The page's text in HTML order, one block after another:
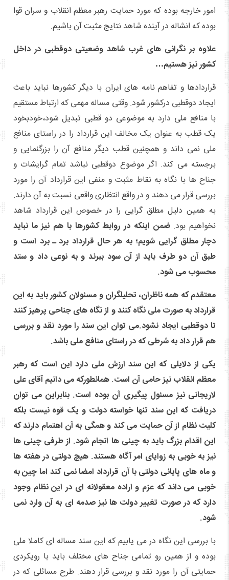
امور خارجه بوده که مورد حمایت رهبر معظم انقلاب و سران قوا
بوده که انشاله در آینده شاهد نتایج مثبت آن باشیم.
علاوه بر نگرانی های غرب شاهد وضعیتی دوقطبی در داخل
کشور نیز هستیم…
قراردادها و تفاهم نامه های ایران با دیگر کشورها نباید باعث
ایجاد دوقطبی درکشور شود. وقتی مساله مهمی که ارتباط مستقیم
با منافع ملی دارد به موضوعی دو قطبی تبدیل شود،خودبخود
یک قطب به عنوان یک مخالف این قرارداد را در راستای منافع
ملی نمی داند و همچنین قطب دیگر منافع آن را بزرگنمایی و
برجسته می کند. اگر موضوع دوقطبی نباشد تمام گرایشات و
جناح ها با نگاه به نقاط مثبت و منفی این قرارداد آن را مورد
بررسی قرار می دهند و در واقع انتظاری واقعی نسبت به آن دارند.
به همین دلیل مطلق گرایی را در خصوص این قرارداد شاهد
نخواهیم بود.ضمن اینکه در روابط کشورها با هم نیز ما نباید
دچار مطلق گرایی شویم؛ به هر حال قرارداد برد ـ برد است و
طبق آن دو طرف باید از آن سود ببرند و به نوعی داد و ستد
محسوب می شود.
معتقدم که همه ناظران، تحلیلگران و مسئولان کشور باید به این
قرارداد به صورت ملی نگاه کنند و از نگاه های جناحی پرهیز کنند
تا دوقطبی ایجاد نشود.می توان این سند را مورد نقد و بررسی
هم قرار داد به شرطی که در راستای منافع ملی باشد.
یکی از دلایلی که این سند ارزش ملی دارد این است که رهبر
معظم انقلاب نیز حامی آن است. همانطورکه می دانیم آقای علی
لاریجانی نیز مسئول پیگیری آن بوده است. بنابراین می توان
دریافت که این سند تنها خواسته دولت و یک قوه نیست بلکه
کلیت نظام از آن حمایت می کند و همگی به آن اهتمام دارند که
این اقدام بزرگ باید به چینی ها انجام شود. از طرفی چینی ها
نیز به خوبی به زوایای امر آگاه هستند. هیچ دولتی در هفته ها
و ماه های پایانی دولتی با آن قرارداد امضا نمی کند اما چین به
خوبی می داند که عزم و اراده معقولانه ای در این نظام وجود
دارد که در صورت تغییر دولت ها نیز صدمه ای به آن وارد نمی
شود.
با بررسی این نگاه در می یابیم که این سند مساله ای کاملا ملی
بوده و از همین رو تمامی جناح های مختلف باید با رویکردی
حمایتی آن را مورد نقد و بررسی قرار دهند. طرح مسائلی که در